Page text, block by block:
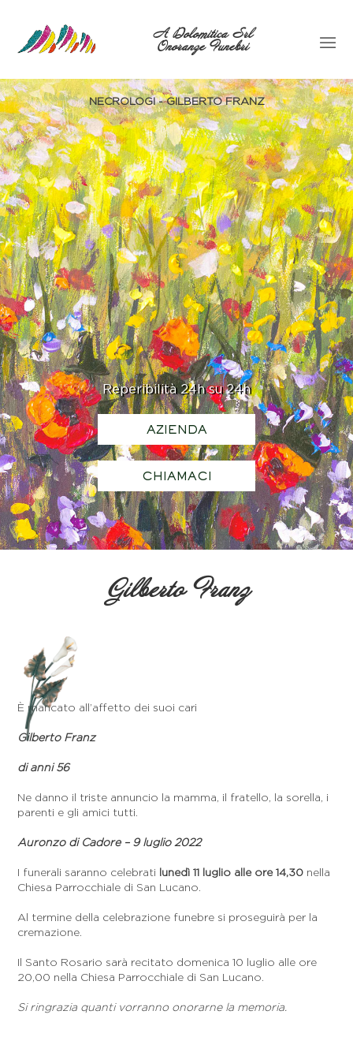
A Dolomitica Srl
Onoranze Funebri
Reperibilità 24h su 24h
AZIENDA
CHIAMACI
NECROLOGI - GILBERTO FRANZ
Gilberto Franz
È mancato all’affetto dei suoi cari
Gilberto Franz
di anni 56
Ne danno il triste annuncio la mamma, il fratello, la sorella, i
parenti e gli amici tutti.
Auronzo di Cadore – 9 luglio 2022
I funerali saranno celebrati lunedì 11 luglio alle ore 14,30 nella
Chiesa Parrocchiale di San Lucano.
Al termine della celebrazione funebre si proseguirà per la
cremazione.
Il Santo Rosario sarà recitato domenica 10 luglio alle ore
20,00 nella Chiesa Parrocchiale di San Lucano.
Si ringrazia quanti vorranno onorarne la memoria.